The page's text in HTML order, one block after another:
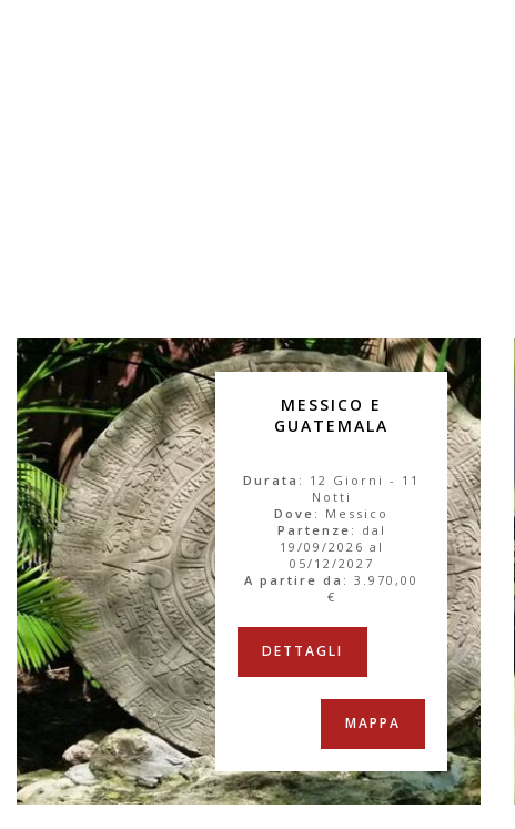
MESSICO E
GUATEMALA
Durata : 12 Giorni - 11
Notti
Dove : Messico
Partenze : dal
19/09/2026 al
05/12/2027
A partire da :3.970,00
€
DETTAGLI
MAPPA